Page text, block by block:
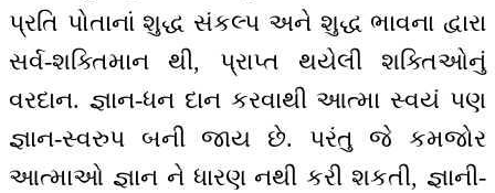
પ્રતિ પોતાનાં શુદ્ધ સંકલ્પ અને શુદ્ધ ભાવના દ્વારા
સર્વ-શક્તિમાન થી, પ્રાપ્ત થયેલી શક્તિઓનું
વરદાન. જ્ઞાન-ધન દાન કરવાથી આત્મા સ્વયં પણ
જ્ઞાન-સ્વરુપ બની જાય છે. પરંતુ જે કમજોર
આત્માઓ જ્ઞાન ને ધારણ નથી કરી શકતી, જ્ઞાની-